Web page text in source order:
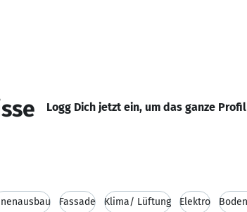
Logg Dich jetzt ein, um das ganze
Fassade Klima/ Lüftung Elektro